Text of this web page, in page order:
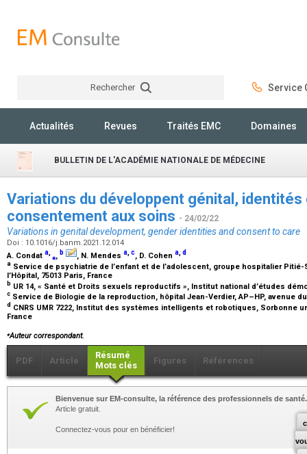
Rechercher Service
Actualités Revues Traités EMC Domaines
BULLETIN DE L'ACADÉMIE NATIONALE DE MÉDECINE
Variations du développent génital, identités
consentement aux soins - 24/02/22
Variations in genital development, gender identities and consent to care
Doi : 10.1016/j.banm.2021.12.014
A. Condat a,⁎, b , N. Mendes a,c, D. Cohen a,d
a Service de psychiatrie de l’enfant et de l’adolescent, groupe hospitalier Pitié-
l’Hôpital, 75013 Paris, France
b UR 14, « Santé et Droits sexuels reproductifs », Institut national d’études
c Service de Biologie de la reproduction, hôpital Jean-Verdier, AP–HP, avenue
d CNRS UMR 7222, Institut des systèmes intelligents et robotiques, Sorbonne
France
⁎Auteur correspondant.
PDF Article
Résumé
Mots clés
Figures Références
Bienvenue sur EM-consulte, la référence des professionnels de santé.
Article gratuit.
Connectez-vous pour en bénéficier!